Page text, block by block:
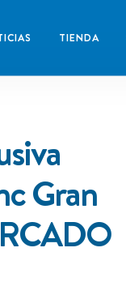
TIENDA
Gran